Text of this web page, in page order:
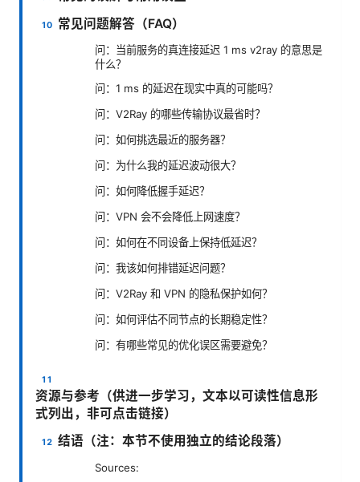
常见问题解答（FAQ）
问：当前服务的真连接延迟 1 ms v2ray 的意思是
什么？
问：1 ms 的延迟在现实中真的可能吗？
问：V2Ray 的哪些传输协议最省时？
问：如何挑选最近的服务器？
问：为什么我的延迟波动很大？
问：如何降低握手延迟？
问：VPN 会不会降低上网速度？
问：如何在不同设备上保持低延迟？
问：我该如何排错延迟问题？
问：V2Ray 和 VPN 的隐私保护如何？
问：如何评估不同节点的长期稳定性？
问：有哪些常见的优化误区需要避免？
资源与参考（供进一步学习，文本以可读性信息形
式列出，非可点击链接）
结语（注：本节不使用独立的结论段落）
Sources: